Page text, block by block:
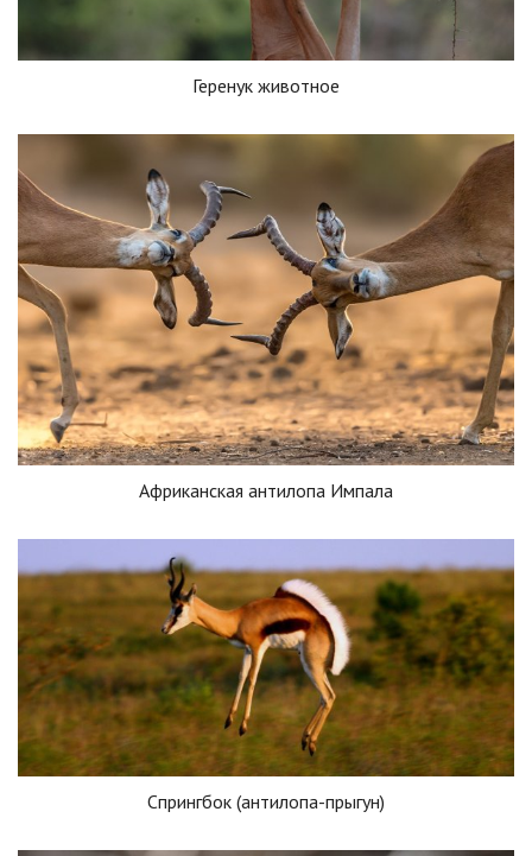
Геренук животное
Африканская антилопа Импала
Спрингбок (антилопа-прыгун)